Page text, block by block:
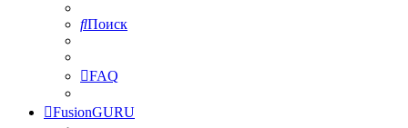
Поиск
FAQ
FusionGURU